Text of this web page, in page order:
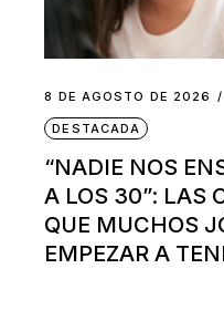
8 DE AGOSTO DE 2026
DESTACADA
“NADIE NOS
A LOS 30”: LAS
QUE MUCHOS
EMPEZAR A